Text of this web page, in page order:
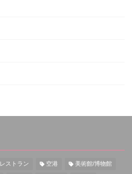
レストラン 空港 美術館/博物館